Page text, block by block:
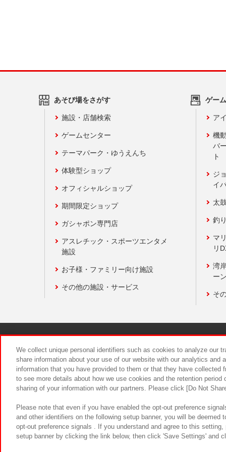
あそび場をさがす
施設・店舗検索
ゲームセンター
テーマパーク・ゆうえんち
体験型ショップ
オフィシャルショップ
期間限定ショップ
ガシャポン専門店
アスレチック・スポーツエンタメ
施設
お子様・ファミリー向け施設
その他の施設・サービス
ゲー
ア
機
バ
ト
ジ
イ
太
釣
マ
リ
湾
ー
そ
食品のご
We collect unique personal identifiers such as cookies to analyze our
share information about your use of our website with our analytics and
information that you have provided to them or that they have
to see more details about how we use cookies and the retention
sharing of your information with our partners. Please click [Do Not
Please note that even if you have enabled the opt-out preference
and other identifiers on the following setup banner, you will be
opt-out preference signals . If you understand and agree to this
setup banner by clicking the link below, then click 'Save Settings' and